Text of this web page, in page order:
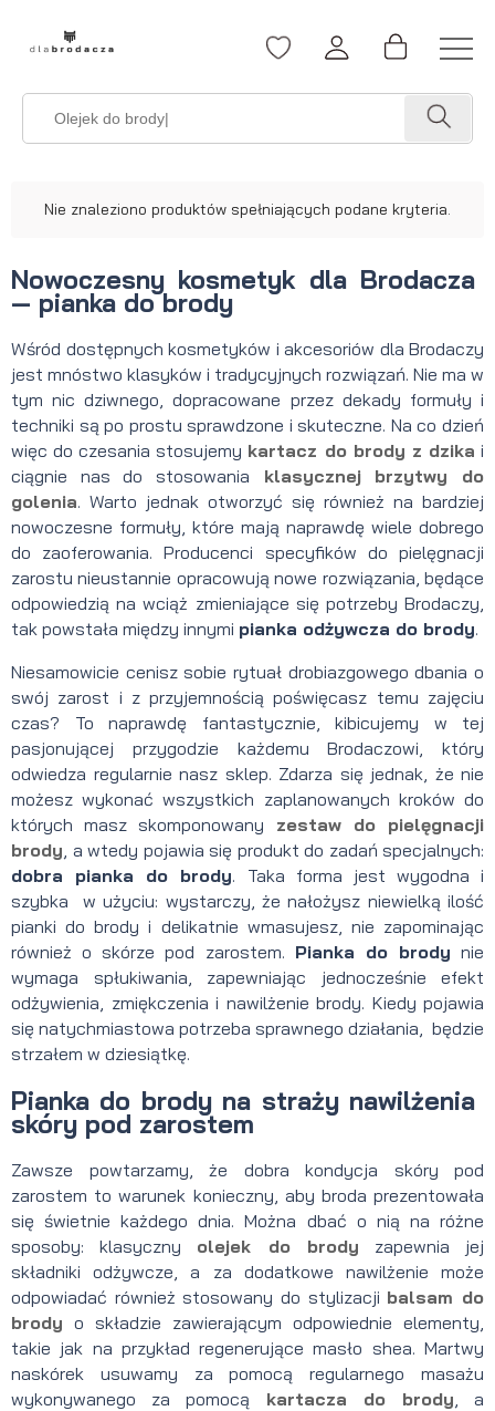
Nie znaleziono produktów spełniających podane kryteria.
Nowoczesny kosmetyk dla Brodacza
— pianka do brody
Wśród dostępnych kosmetyków i akcesoriów dla Brodaczy
jest mnóstwo klasyków i tradycyjnych rozwiązań. Nie ma w
tym nic dziwnego, dopracowane przez dekady formuły i
techniki są po prostu sprawdzone i skuteczne. Na co dzień
więc do czesania stosujemy kartacz do brody z dzika i
ciągnie nas do stosowania klasycznej brzytwy do
golenia. Warto jednak otworzyć się również na bardziej
nowoczesne formuły, które mają naprawdę wiele dobrego
do zaoferowania. Producenci specyfików do pielęgnacji
zarostu nieustannie opracowują nowe rozwiązania, będące
odpowiedzią na wciąż zmieniające się potrzeby Brodaczy,
tak powstała między innymi pianka odżywcza do brody.
Niesamowicie cenisz sobie rytuał drobiazgowego dbania o
swój zarost i z przyjemnością poświęcasz temu zajęciu
czas? To naprawdę fantastycznie, kibicujemy w tej
pasjonującej przygodzie każdemu Brodaczowi, który
odwiedza regularnie nasz sklep. Zdarza się jednak, że nie
możesz wykonać wszystkich zaplanowanych kroków do
których masz skomponowany
zestaw do pielęgnacji
brody, a wtedy pojawia się produkt do zadań specjalnych:
dobra pianka do brody. Taka forma jest wygodna i
szybka w użyciu: wystarczy, że nałożysz niewielką ilość
pianki do brody i delikatnie wmasujesz, nie zapominając
również o skórze pod zarostem. Pianka do brody nie
wymaga spłukiwania, zapewniając jednocześnie efekt
odżywienia, zmiękczenia i nawilżenie brody. Kiedy pojawia
się natychmiastowa potrzeba sprawnego działania, będzie
strzałem w dziesiątkę.
Pianka do brody na straży nawilżenia
skóry pod zarostem
Zawsze powtarzamy, że dobra kondycja skóry pod
zarostem to warunek konieczny, aby broda prezentowała
się świetnie każdego dnia. Można dbać o nią na różne
sposoby: klasyczny
olejek do brody zapewnia jej
składniki odżywcze, a za dodatkowe nawilżenie może
odpowiadać również stosowany do stylizacji balsam do
brody o składzie zawierającym odpowiednie elementy,
takie jak na przykład regenerujące masło shea. Martwy
naskórek usuwamy za pomocą regularnego masażu
wykonywanego za pomocą
kartacza do brody, a